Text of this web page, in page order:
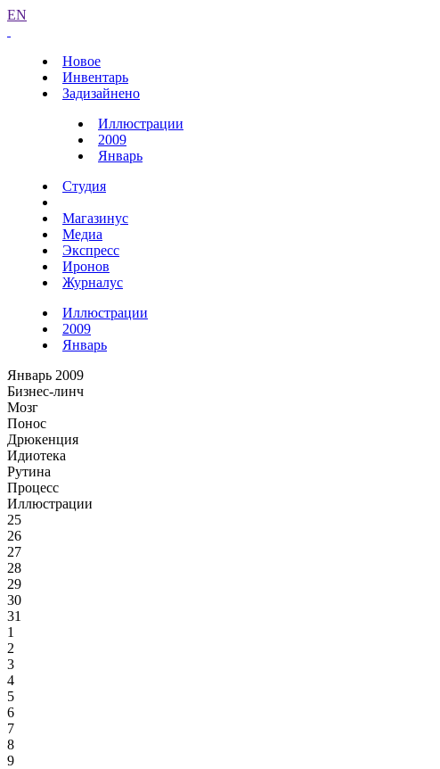
EN
Новое
Инвентарь
Задизайнено
Иллюстрации
2009
Январь
Студия
Магазинус
Медиа
Экспресс
Иронов
Журналус
Иллюстрации
2009
Январь
Январь 2009
Бизнес-линч
Мозг
Понос
Дрюкенция
Идиотека
Рутина
Процесс
Иллюстрации
25
26
27
28
29
30
31
1
2
3
4
5
6
7
8
9